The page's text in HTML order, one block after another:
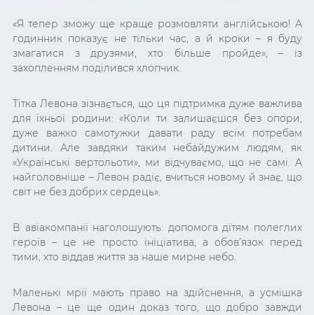
«Я тепер зможу ще краще розмовляти англійською! А
годинник показує не тільки час, а й кроки – я буду
змагатися з друзями, хто більше пройде», – із
захопленням поділився хлопчик.
Тітка Левона зізнається, що ця підтримка дуже важлива
для їхньої родини: «Коли ти залишаєшся без опори,
дуже важко самотужки давати раду всім потребам
дитини. Але завдяки таким небайдужим людям, як
«Українські вертольоти», ми відчуваємо, що не самі. А
найголовніше – Левон радіє, вчиться новому й знає, що
світ не без добрих сердець».
В авіакомпанії наголошують: допомога дітям полеглих
героїв – це не просто ініціатива, а обов’язок перед
тими, хто віддав життя за наше мирне небо.
Маленькі мрії мають право на здійснення, а усмішка
Левона – це ще один доказ того, що добро завжди